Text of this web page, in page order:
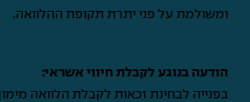
ומשולמת על פני יתרת תקופת ההלוואה.
הודעה בנוגע לקבלת חיווי אשראי:
בפנייה לבחינת זכאות לקבלת הלוואה